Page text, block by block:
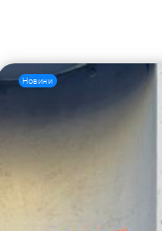
Новини